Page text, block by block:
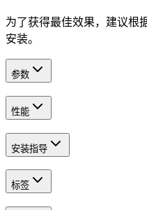
为了获得最佳效果，建议
安装。
参数
性能
安装指导
标签